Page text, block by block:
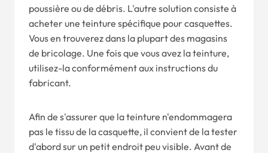
poussière ou de débris. L'autre solution consiste à
acheter une teinture spécifique pour casquettes.
Vous en trouverez dans la plupart des magasins
de bricolage. Une fois que vous avez la teinture,
utilisez-la conformément aux instructions du
fabricant.
Afin de s'assurer que la teinture n'endommagera
pas le tissu de la casquette, il convient de la tester
d'abord sur un petit endroit peu visible. Avant de